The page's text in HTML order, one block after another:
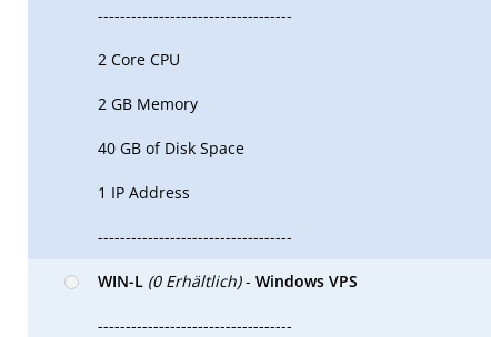
-----------------------------------
2 Core CPU
2 GB Memory
40 GB of Disk Space
1 IP Address
-----------------------------------
WIN-L (0 Erhältlich)- Windows VPS
-----------------------------------